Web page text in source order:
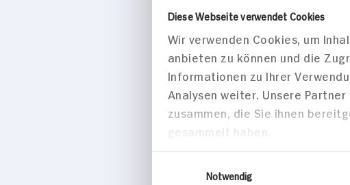
Diese Webseite verwendet Cookies
Wir verwenden Cookies, um
anbieten zu können und die
Informationen zu Ihrer
Analysen weiter. Unsere
zusammen, die Sie ihnen
gesammelt haben.
NotwendigAmpel-Smoothies rot,